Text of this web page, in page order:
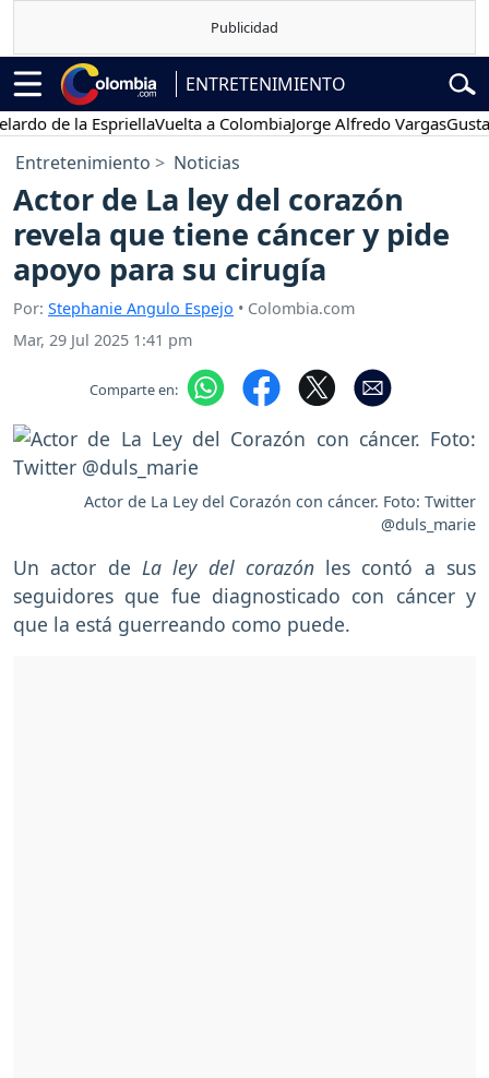
ENTRETENIMIENTO
de la EspriellaVuelta a ColombiaJorge Alfredo VargasGustavo
Entretenimiento Noticias
Actor de La ley del corazón
revela que tiene cáncer y pide
apoyo para su cirugía
Por: Stephanie Angulo Espejo • Colombia.com
Mar, 29 Jul 2025 1:41 pm
Comparte en:
Actor de La Ley del Corazón con cáncer. Foto: Twitter
@duls_marie
Un actor de La ley del corazón les contó a sus
seguidores que fue diagnosticado con cáncer y
que la está guerreando como puede.